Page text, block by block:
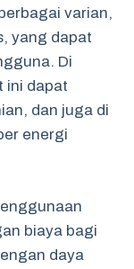
varian,
yang dapat
Di
ini dapat
dan juga di
energi
biaya bagi
daya